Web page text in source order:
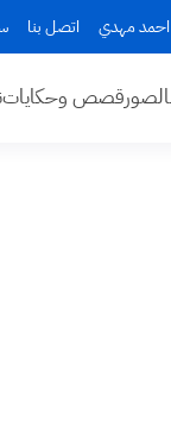
احمد مهدي اتصل بنا
قصص وحكايات